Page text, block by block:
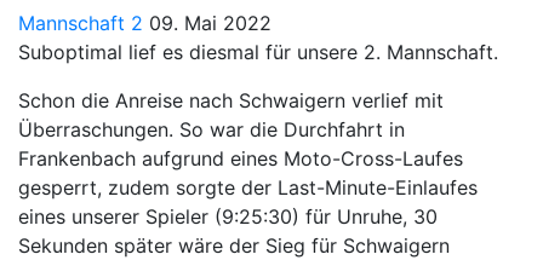
Mannschaft 2 09. Mai 2022
Suboptimal lief es diesmal für unsere 2. Mannschaft.
Schon die Anreise nach Schwaigern verlief mit
Überraschungen. So war die Durchfahrt in
Frankenbach aufgrund eines Moto-Cross-Laufes
gesperrt, zudem sorgte der Last-Minute-Einlaufes
eines unserer Spieler (9:25:30) für Unruhe, 30
Sekunden später wäre der Sieg für Schwaigern